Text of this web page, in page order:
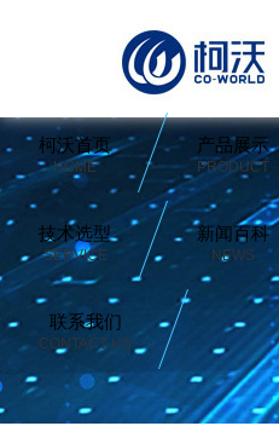
柯沃首页
HOME
产品展示
PRODUCT
技术选型
SERVICE
新闻百科
NEWS
联系我们
CONTACT US